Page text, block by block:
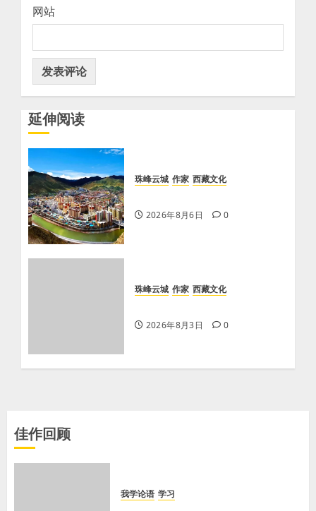
网站
延伸阅读
珠峰云城 作家 西藏文化
2026年8月6日 0
珠峰云城 作家 西藏文化
2026年8月3日 0
佳作回顾
我学论语 学习